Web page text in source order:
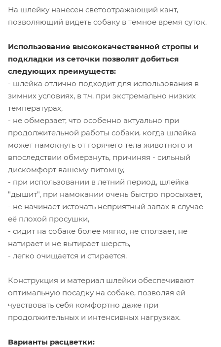
На шлейку нанесен светоотражающий кант,
позволяющий видеть собаку в темное время суток.
Использование высококачественной стропы и
подкладки из сеточки позволят добиться
следующих преимуществ:
- шлейка отлично подходит для использования в
зимних условиях, в т.ч. при экстремально низких
температурах,
- не обмерзает, что особенно актуально при
продолжительной работы собаки, когда шлейка
может намокнуть от горячего тела животного и
впоследствии обмерзнуть, причиняя - сильный
дискомфорт вашему питомцу,
- при использовании в летний период, шлейка
"дышит", при намокании очень быстро просыхает,
- не начинает источать неприятный запах в случае
её плохой просушки,
- сидит на собаке более мягко, не сползает, не
натирает и не вытирает шерсть,
- легко очищается и стирается.
Конструкция и материал шлейки обеспечивают
оптимальную посадку на собаке, позволяя ей
чувствовать себя комфортно даже при
продолжительных и интенсивных нагрузках.
Варианты расцветки: